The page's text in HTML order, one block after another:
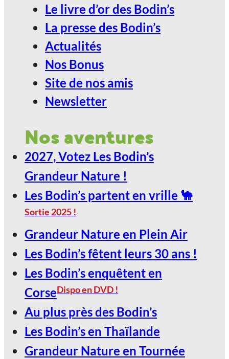
Le livre d’or des Bodin’s
La presse des Bodin’s
Actualités
Nos Bonus
Site de nos amis
Newsletter
Nos aventures
2027, Votez Les Bodin’s
Grandeur Nature !
Les Bodin’s partent en vrille 🐪
Sortie 2025 !
Grandeur Nature en Plein Air
Les Bodin’s fêtent leurs 30 ans !
Les Bodin’s enquêtent en
CorseDispo en DVD !
Au plus près des Bodin’s
Les Bodin’s en Thaïlande
Grandeur Nature en Tournée